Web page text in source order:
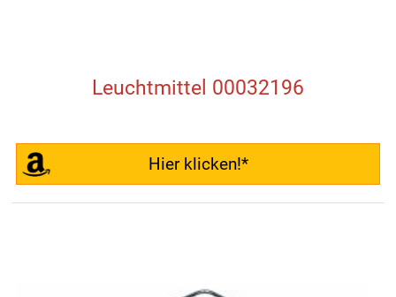
Leuchtmittel 00032196
Hier klicken!*